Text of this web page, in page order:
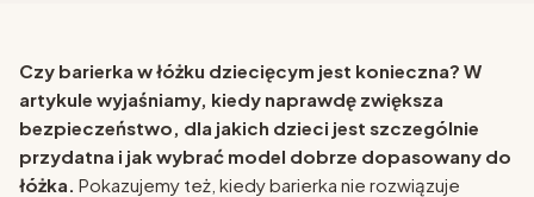
Czy barierka w łóżku dziecięcym jest konieczna? W
artykule wyjaśniamy, kiedy naprawdę zwiększa
bezpieczeństwo, dla jakich dzieci jest szczególnie
przydatna i jak wybrać model dobrze dopasowany do
łóżka. Pokazujemy też, kiedy barierka nie rozwiązuje